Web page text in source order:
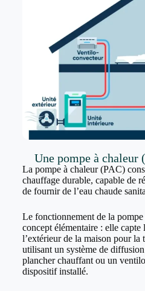
Une pompe à chaleur
La pompe à chaleur (PAC)
chauffage durable, capable de
de fournir de l’eau chaude
Le fonctionnement de la pompe
concept élémentaire : elle capte
l’extérieur de la maison pour la
utilisant un système de
plancher chauffant ou un
dispositif installé.